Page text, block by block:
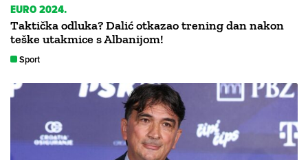
EURO 2024.
Taktička odluka? Dalić otkazao trening dan nakon
teške utakmice s Albanijom!
Sport